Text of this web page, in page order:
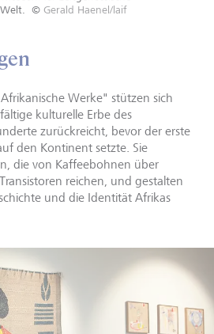
© Gerald Haenel/laif
Werke" stützen sich
kulturelle Erbe des
zurückreicht, bevor der erste
den Kontinent setzte. Sie
die von Kaffeebohnen über
reichen, und gestalten
und die Identität Afrikas